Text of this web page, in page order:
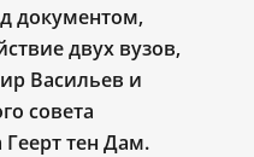
документом,
двух вузов,
Васильев и
совета
тен Дам.